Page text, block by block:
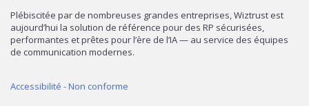
Plébiscitée par de nombreuses grandes entreprises, Wiztrust est
aujourd’hui la solution de référence pour des RP sécurisées,
performantes et prêtes pour l’ère de l’IA — au service des équipes
de communication modernes.
Accessibilité - Non conforme